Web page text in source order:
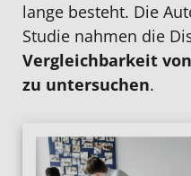
lange besteht. Die
Studie nahmen die
Vergleichbarkeit
zu untersuchen.